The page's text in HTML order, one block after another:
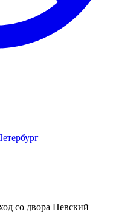
со двора Невский